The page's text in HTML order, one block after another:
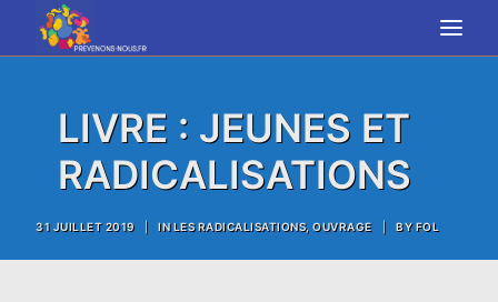
RECHERCHE
LIVRE : JEUNES ET
RADICALISATIONS
31 JUILLET 2019 | INLES RADICALISATIONS, OUVRAGE | BYFOL